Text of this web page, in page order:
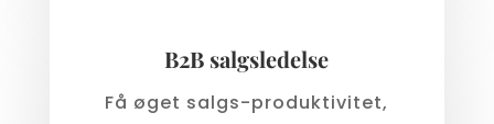
B2B salgsledelse
Få øget salgs-produktivitet,